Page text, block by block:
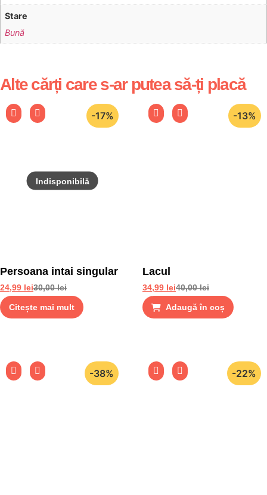
Stare
Bună
Alte cărți care s-ar putea să-ți placă
-17%
Persoana intai singular
30,00lei
24,99 lei
Citește mai mult
-13%
Lacul
40,00lei
34,99 lei
Adaugă în coș
-38% -22%